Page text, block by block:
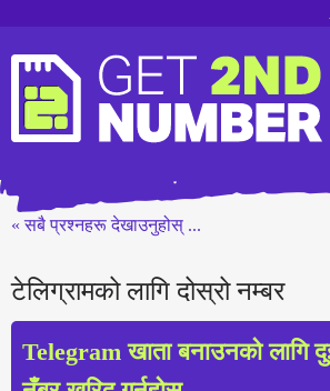
« सबै प्रश्नहरू देखाउनुहोस् ...
टेलिग्रामको लागि दोस्रो नम्बर
Telegram खाता बनाउनको लागि